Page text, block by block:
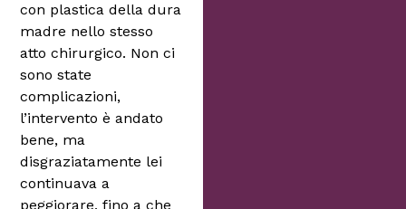
con plastica della dura
madre nello stesso
atto chirurgico. Non ci
sono state
complicazioni,
l’intervento è andato
bene, ma
disgraziatamente lei
continuava a
peggiorare, fino a che